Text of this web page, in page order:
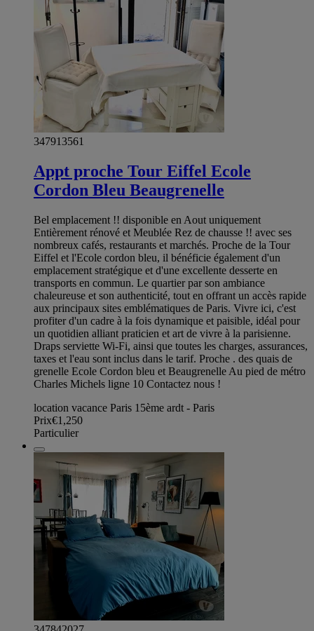
347913561
Appt proche Tour Eiffel Ecole
Cordon Bleu Beaugrenelle
Bel emplacement !! disponible en Aout uniquement
Entièrement rénové et Meublée Rez de chausse !! avec ses
nombreux cafés, restaurants et marchés. Proche de la Tour
Eiffel et l'Ecole cordon bleu, il bénéficie également d'un
emplacement stratégique et d'une excellente desserte en
transports en commun. Le quartier par son ambiance
chaleureuse et son authenticité, tout en offrant un accès rapide
aux principaux sites emblématiques de Paris. Vivre ici, c'est
profiter d'un cadre à la fois dynamique et paisible, idéal pour
un quotidien alliant praticien et art de vivre à la parisienne.
Draps serviette Wi-Fi, ainsi que toutes les charges, assurances,
taxes et l'eau sont inclus dans le tarif. Proche . des quais de
grenelle Ecole Cordon bleu et Beaugrenelle Au pied de métro
Charles Michels ligne 10 Contactez nous !
location vacance Paris 15ème ardt - Paris
Prix€1,250
Particulier